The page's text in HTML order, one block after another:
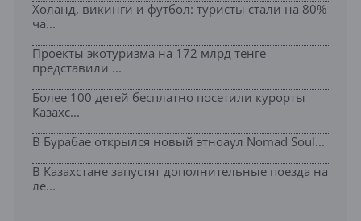
Холанд, викинги и футбол: туристы стали на 80%
ча...
Проекты экотуризма на 172 млрд тенге
представили ...
Более 100 детей бесплатно посетили курорты
Казахс...
В Бурабае открылся новый этноаул Nomad Soul...
В Казахстане запустят дополнительные поезда на
ле...